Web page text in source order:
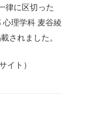
律に区切った
心理学科 麦谷綾
されました。
イト）